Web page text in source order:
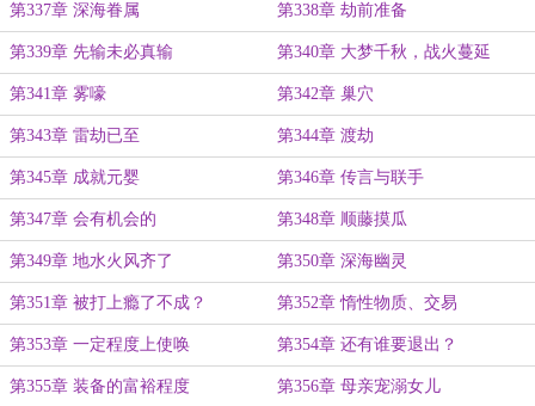
第337章 深海眷属 第338章 劫前准备
第339章 先输未必真输 第340章 大梦千秋，战火蔓延
第341章 雾嚎 第342章 巢穴
第343章 雷劫已至 第344章 渡劫
第345章 成就元婴 第346章 传言与联手
第347章 会有机会的 第348章 顺藤摸瓜
第349章 地水火风齐了 第350章 深海幽灵
第351章 被打上瘾了不成？ 第352章 惰性物质、交易
第353章 一定程度上使唤 第354章 还有谁要退出？
第355章 装备的富裕程度 第356章 母亲宠溺女儿